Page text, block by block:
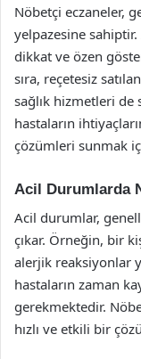
Nöbetçi eczaneler,
yelpazesine
dikkat ve özen
sıra, reçetesiz
sağlık hizmetleri de
hastaların
çözümleri sunmak
Acil Durumlarda
Acil durumlar,
çıkar. Örneğin, bir
alerjik reaksiyonlar
hastaların zaman
gerekmektedir.
hızlı ve etkili bir